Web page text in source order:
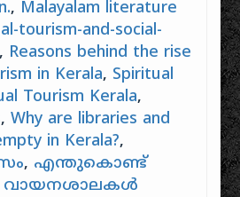
, Malayalam literature
tourism-and-social-
, Reasons behind the rise
in Kerala, Spiritual
Tourism Kerala,
,Why are libraries and
in Kerala?,
, എന്തുകൊണ്ട്
വായനശാലകൾ